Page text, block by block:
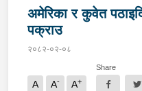
अमेरिका र कुवेत
पक्राउ
२०८२-०२-०८
A A- A+
Share